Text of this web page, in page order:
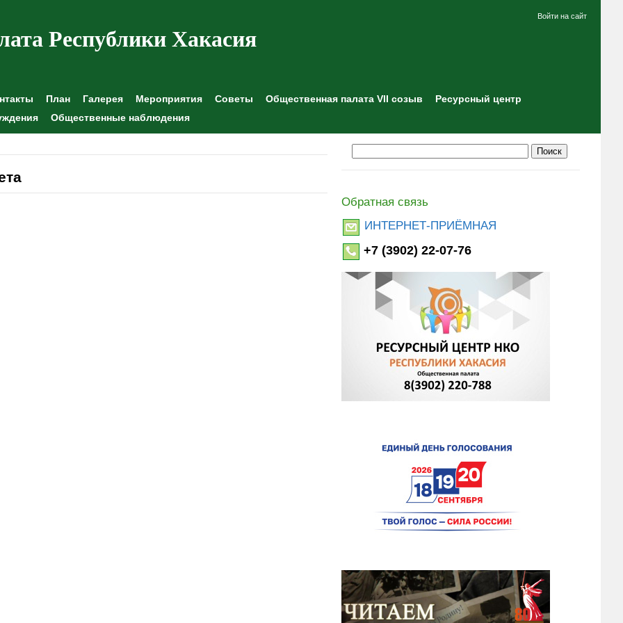
Республики Хакасия
Войти на сайт
План Галерея Мероприятия Советы Общественная палата VII созыв
Ресурсный центр
Общественные наблюдения
Обратная связь
ИНТЕРНЕТ-ПРИЁМНАЯ
+7 (3902) 22-07-76